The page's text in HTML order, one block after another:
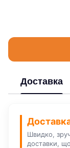
Доставка
Швидко,
доставки,